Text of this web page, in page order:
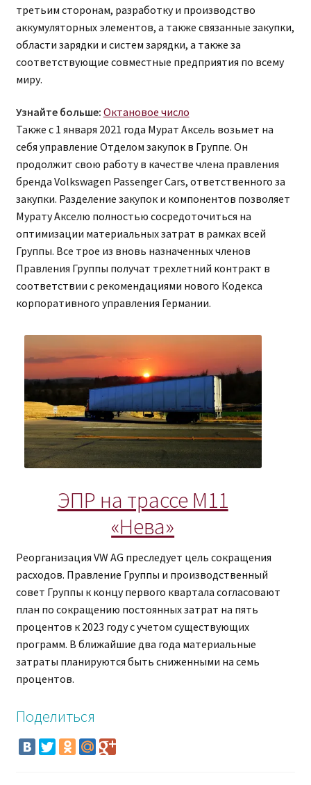
третьим сторонам, разработку и производство
аккумуляторных элементов, а также связанные закупки,
области зарядки и систем зарядки, а также за
соответствующие совместные предприятия по всему
миру.
Узнайте больше: Октановое число
Также с 1 января 2021 года Мурат Аксель возьмет на
себя управление Отделом закупок в Группе. Он
продолжит свою работу в качестве члена правления
бренда Volkswagen Passenger Cars, ответственного за
закупки. Разделение закупок и компонентов позволяет
Мурату Акселю полностью сосредоточиться на
оптимизации материальных затрат в рамках всей
Группы. Все трое из вновь назначенных членов
Правления Группы получат трехлетний контракт в
соответствии с рекомендациями нового Кодекса
корпоративного управления Германии.
ЭПР на трассе М11
«Нева»
Реорганизация VW AG преследует цель сокращения
расходов. Правление Группы и производственный
совет Группы к концу первого квартала согласовают
план по сокращению постоянных затрат на пять
процентов к 2023 году с учетом существующих
программ. В ближайшие два года материальные
затраты планируются быть сниженными на семь
процентов.
Поделиться